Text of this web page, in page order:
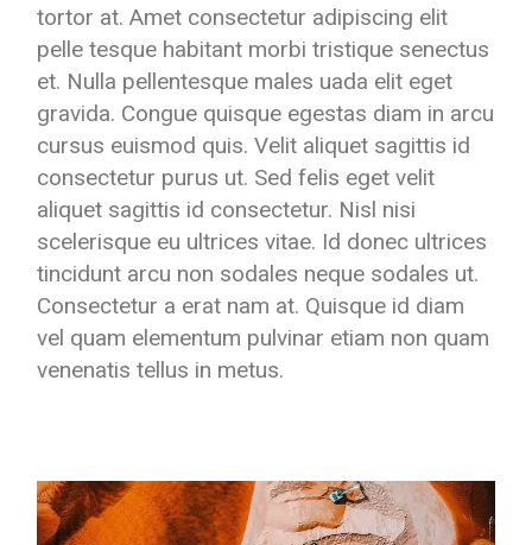
tortor at. Amet consectetur adipiscing elit
pelle tesque habitant morbi tristique senectus
et. Nulla pellentesque males uada elit eget
gravida. Congue quisque egestas diam in arcu
cursus euismod quis. Velit aliquet sagittis id
consectetur purus ut. Sed felis eget velit
aliquet sagittis id consectetur. Nisl nisi
scelerisque eu ultrices vitae. Id donec ultrices
tincidunt arcu non sodales neque sodales ut.
Consectetur a erat nam at. Quisque id diam
vel quam elementum pulvinar etiam non quam
venenatis tellus in metus.